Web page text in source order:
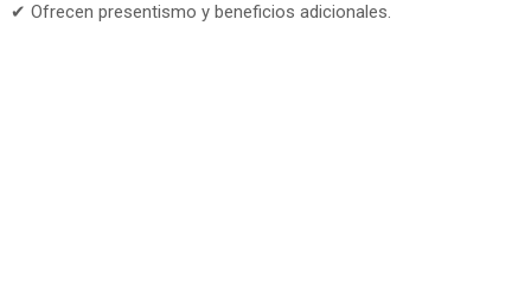
✔ Ofrecen presentismo y beneficios adicionales.